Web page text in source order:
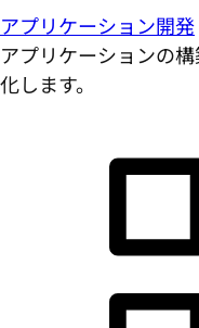
アプリケーション開発
アプリケーションの
化します。